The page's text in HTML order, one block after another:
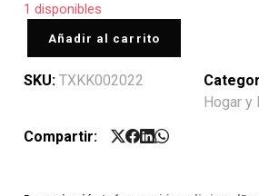
1 disponibles
Añadir al carrito
SKU: TXKK002022
Hogar y
Compartir: